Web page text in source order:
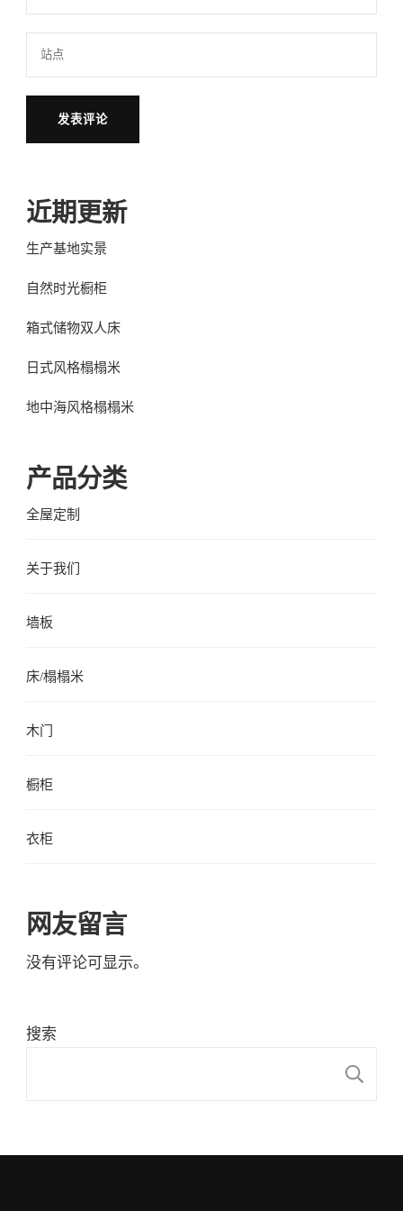
近期更新
生产基地实景
自然时光橱柜
箱式储物双人床
日式风格榻榻米
地中海风格榻榻米
产品分类
全屋定制
关于我们
墙板
床/榻榻米
木门
橱柜
衣柜
网友留言
没有评论可显示。
搜索